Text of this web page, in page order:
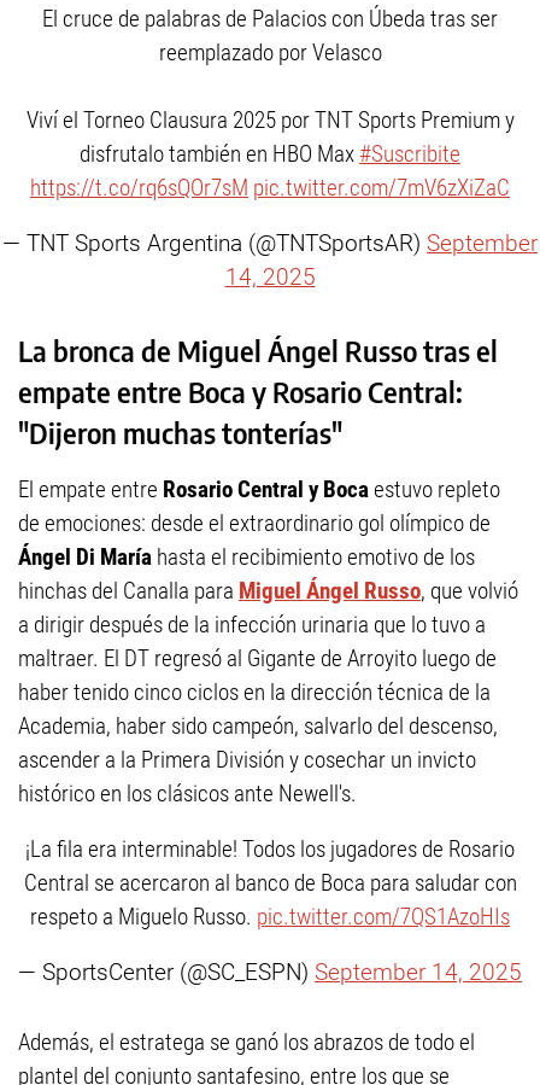
El cruce de palabras de Palacios con Úbeda tras ser
reemplazado por Velasco
Viví el Torneo Clausura 2025 por TNT Sports Premium y
disfrutalo también en HBO Max #Suscribite
https://t.co/rq6sQOr7sM pic.twitter.com/7mV6zXiZaC
— TNT Sports Argentina (@TNTSportsAR) September
14, 2025
La bronca de Miguel Ángel Russo tras el
empate entre Boca y Rosario Central:
"Dijeron muchas tonterías"
El empate entre Rosario Central y Bocaestuvo repleto
de emociones: desde el extraordinario gol olímpico de
Ángel Di María hasta el recibimiento emotivo de los
hinchas del Canalla para Miguel Ángel Russo, que volvió
a dirigir después de la infección urinaria que lo tuvo a
maltraer. El DT regresó al Gigante de Arroyito luego de
haber tenido cinco ciclos en la dirección técnica de la
Academia, haber sido campeón, salvarlo del descenso,
ascender a la Primera División y cosechar un invicto
histórico en los clásicos ante Newell's.
¡La fila era interminable! Todos los jugadores de Rosario
Central se acercaron al banco de Boca para saludar con
respeto a Miguelo Russo. pic.twitter.com/7QS1AzoHIs
— SportsCenter (@SC_ESPN) September 14, 2025
Además, el estratega se ganó los abrazos de todo el
plantel del conjunto santafesino, entre los que se